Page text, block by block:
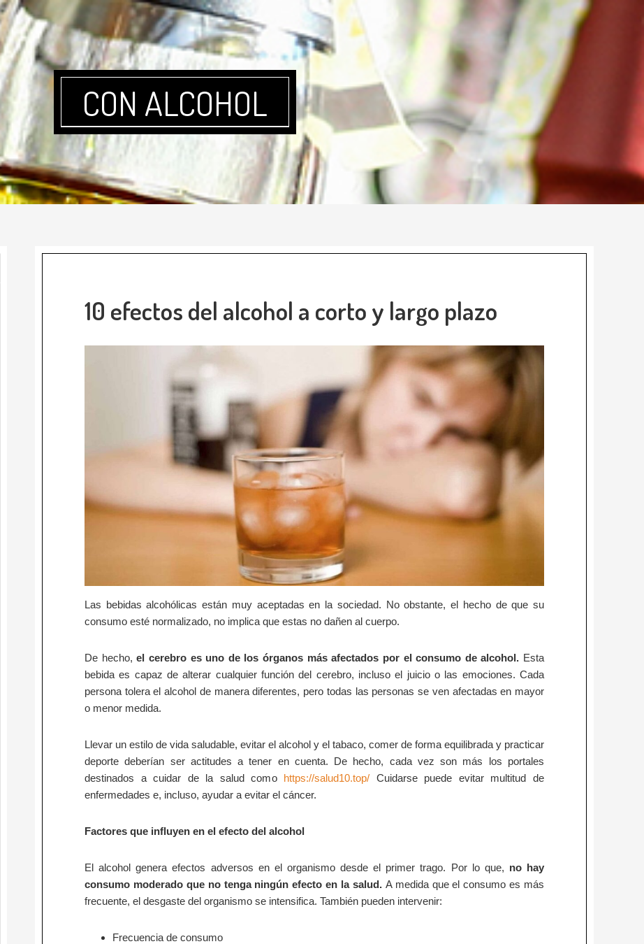
CON ALCOHOL
10 efectos del alcohol a corto y largo plazo
Las bebidas alcohólicas están muy aceptadas en la sociedad. No obstante, el hecho de que su
consumo esté normalizado, no implica que estas no dañen al cuerpo.
De hecho,el cerebro es uno de los órganos más afectados por el consumo de alcohol. Esta
bebida es capaz de alterar cualquier función del cerebro, incluso el juicio o las emociones. Cada
persona tolera el alcohol de manera diferentes, pero todas las personas se ven afectadas en mayor
o menor medida.
Llevar un estilo de vida saludable, evitar el alcohol y el tabaco, comer de forma equilibrada y practicar
deporte deberían ser actitudes a tener en cuenta. De hecho, cada vez son más los portales
destinados a cuidar de la salud como https://salud10.top/ Cuidarse puede evitar multitud de
enfermedades e, incluso, ayudar a evitar el cáncer.
Factores que influyen en el efecto del alcohol
El alcohol genera efectos adversos en el organismo desde el primer trago. Por lo que, no hay
consumo moderado que no tenga ningún efecto en la salud.A medida que el consumo es más
frecuente, el desgaste del organismo se intensifica. También pueden intervenir:
Frecuencia de consumo